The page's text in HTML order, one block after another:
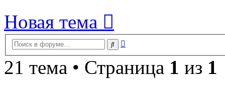
Новая тема
Поиск
21 тема • Страница 1 из 1